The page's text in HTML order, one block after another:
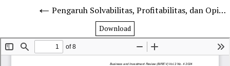
Pengaruh Solvabilitas, Profitabilitas, dan Opini Audit Terhadap Audit Delay pada Perusahaan Industri Barang Konsumsi yang Terdaftar di Bursa Efek Indonesia Periode 2020-2023
Download